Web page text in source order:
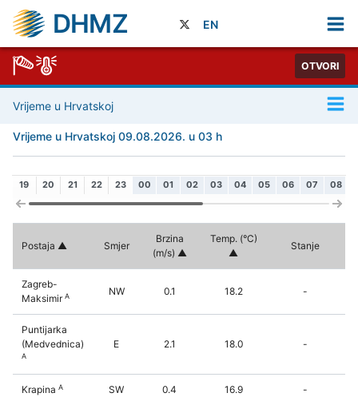
DHMZ EN
OTVORI
Vrijeme u Hrvatskoj
Vrijeme u Hrvatskoj 09.08.2026. u 03 h
19 20 21 22 23 00 01 02 03 04 05 06 07 08
Postaja Smjer
Brzina
(m/s)
Temp. (°C)
Stanje
Zagreb-
MaksimirA NW 0.1 18.2 -
Puntijarka
(Medvednica)
A
E 2.1 18.0 -
Krapina A SW 0.4 16.9 -